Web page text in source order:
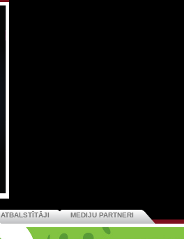
ATBALSTĪTĀJI MEDIJU PARTNERI